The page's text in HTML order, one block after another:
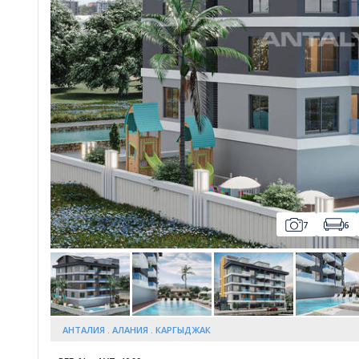
7 6
АНТАЛИЯ АЛАНИЯ КАРГЫДЖАК
Whatsapp